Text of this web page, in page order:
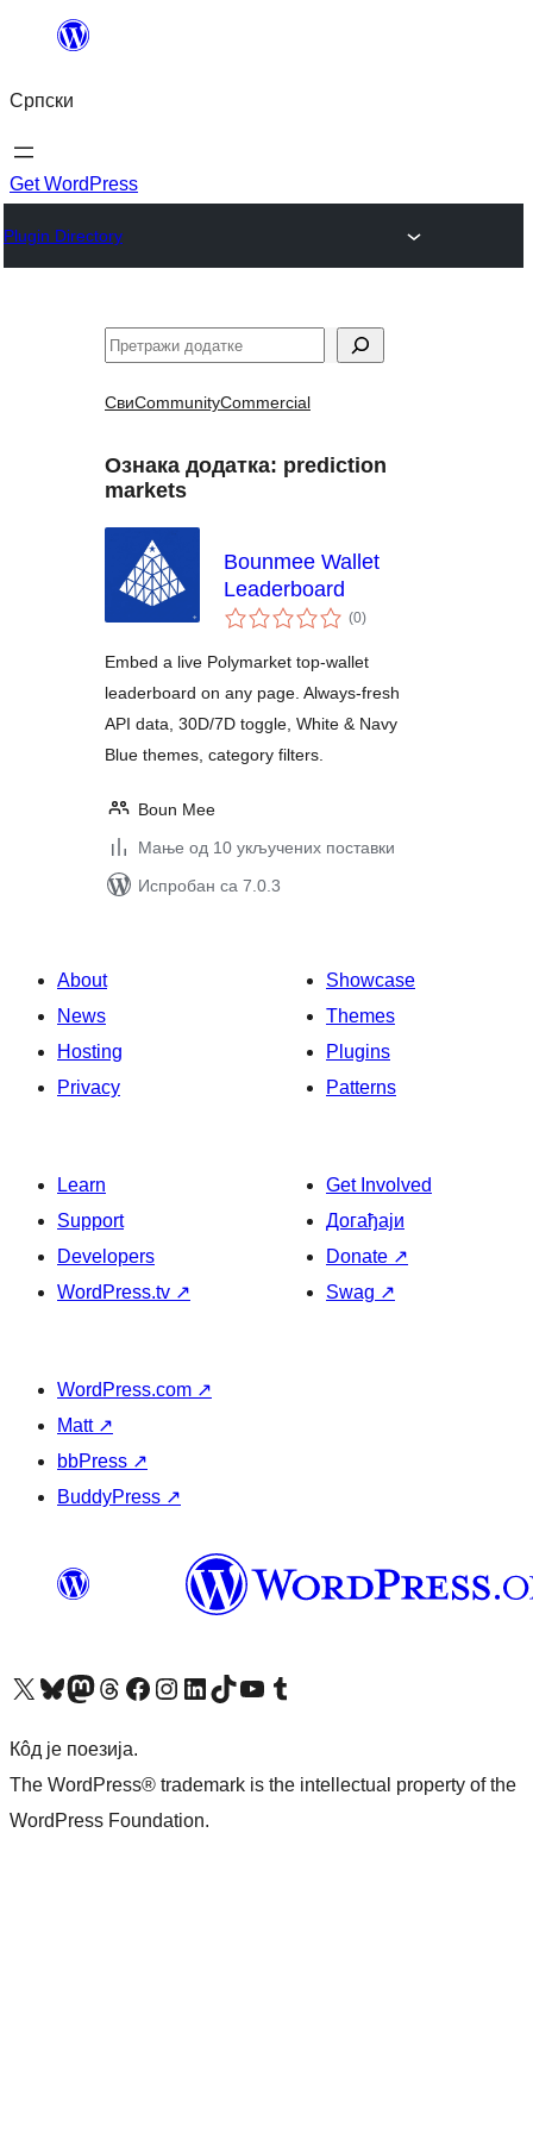
Скочи
садржај
Српски
Get WordPress
Plugin Directory
Претрага
СвиCommunityCommercial
Ознака додатка: prediction
markets
Bounmee Wallet
Leaderboard
(0укупних
оцена
)
Embed a live Polymarket top-wallet
leaderboard on any page. Always-fresh
API data, 30D/7D toggle, White & Navy
Blue themes, category filters.
Boun Mee
Мање од 10 укључених поставки
Испробан са 7.0.3
About
News
Hosting
Privacy
Showcase
Themes
Plugins
Patterns
Learn
Support
Developers
WordPress.tv ↗
Get Involved
Догађаји
Donate ↗
Swag ↗
WordPress.com ↗
Matt ↗
bbPress ↗
BuddyPress ↗
Visit our X (formerly Twitter) account
Посетите наш Bluesky налог
Visit our Mastodon account
Посетите наш налог на Threads-у Visit our Facebook pageПосетите наш Инстаграм налог
Visit our LinkedIn account
Посетите наш TikTok налог
Visit our YouTube channel
Посетите наш Tumblr налог
Кôд је поезија.
The WordPress® trademark is the intellectual property of the
WordPress Foundation.